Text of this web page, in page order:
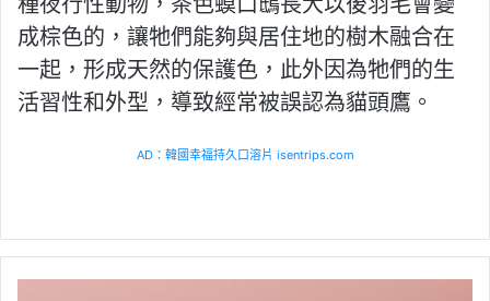
成棕色的，讓牠們能夠與居住地的樹木融合在
一起，形成天然的保護色，此外因為牠們的生
活習性和外型，導致經常被誤認為貓頭鷹。
AD：韓國幸福持久口溶片 isentrips.com